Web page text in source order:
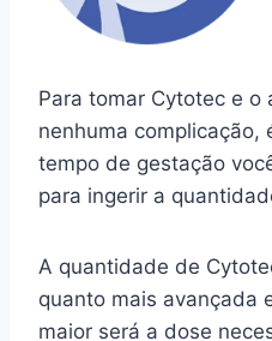
Para tomar Cytotec e o
nenhuma complicação,
tempo de gestação
para ingerir a
A quantidade de
quanto mais avançada
maior será a dose